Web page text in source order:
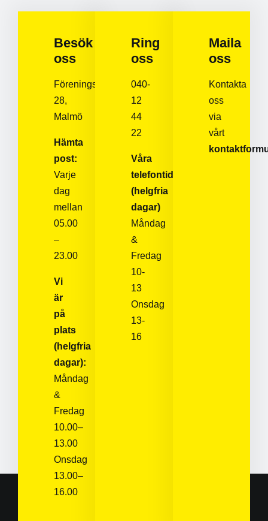
Besök
oss
Föreningsgatan
28,
Malmö
Hämta
post:
Varje
dag
mellan
05.00
–
23.00
Vi
är
på
plats
(helgfria
dagar):
Måndag
&
Fredag
10.00–
13.00
Onsdag
13.00–
16.00
Ring
oss
040-
12
44
22
Våra
telefontider
(helgfria
dagar)
Måndag
&
Fredag
10-
13
Onsdag
13-
16
Maila
oss
Kontakta
oss
via
vårt